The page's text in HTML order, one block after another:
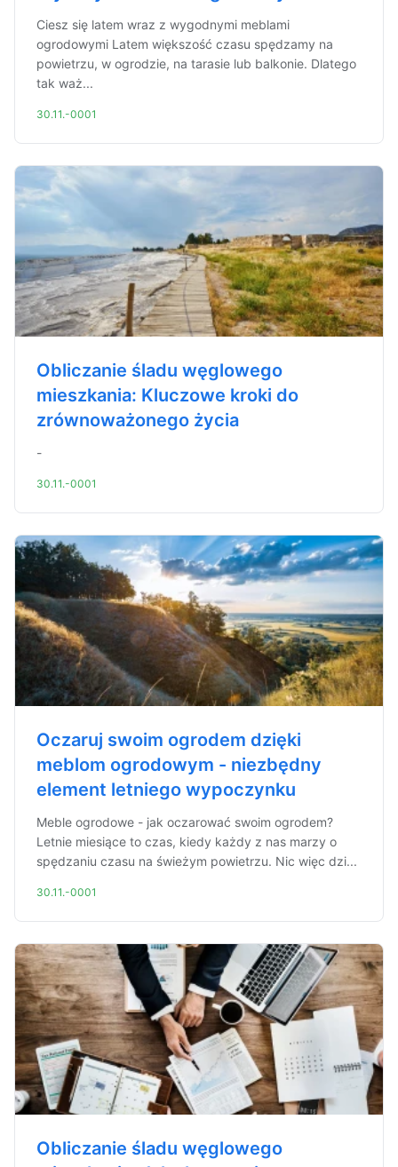
Ciesz się latem wraz z wygodnymi meblami
ogrodowymi Latem większość czasu spędzamy na
powietrzu, w ogrodzie, na tarasie lub balkonie. Dlatego
tak waż...
30.11.-0001
Obliczanie śladu węglowego
mieszkania: Kluczowe kroki do
zrównoważonego życia
-
30.11.-0001
Oczaruj swoim ogrodem dzięki
meblom ogrodowym - niezbędny
element letniego wypoczynku
Meble ogrodowe - jak oczarować swoim ogrodem?
Letnie miesiące to czas, kiedy każdy z nas marzy o
spędzaniu czasu na świeżym powietrzu. Nic więc dzi...
30.11.-0001
Obliczanie śladu węglowego